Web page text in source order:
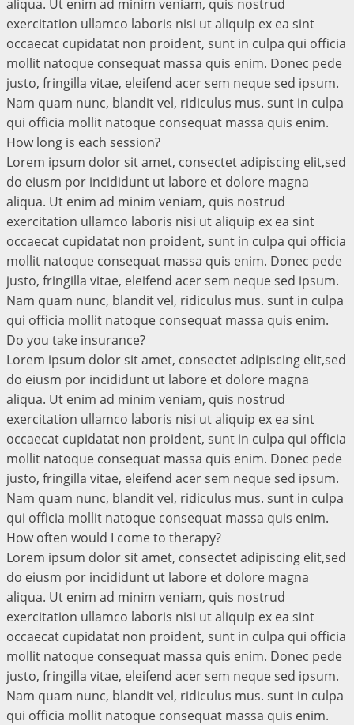
aliqua. Ut enim ad minim veniam, quis nostrud
exercitation ullamco laboris nisi ut aliquip ex ea sint
occaecat cupidatat non proident, sunt in culpa qui officia
mollit natoque consequat massa quis enim. Donec pede
justo, fringilla vitae, eleifend acer sem neque sed ipsum.
Nam quam nunc, blandit vel, ridiculus mus. sunt in culpa
qui officia mollit natoque consequat massa quis enim.
How long is each session?
Lorem ipsum dolor sit amet, consectet adipiscing elit,sed
do eiusm por incididunt ut labore et dolore magna
aliqua. Ut enim ad minim veniam, quis nostrud
exercitation ullamco laboris nisi ut aliquip ex ea sint
occaecat cupidatat non proident, sunt in culpa qui officia
mollit natoque consequat massa quis enim. Donec pede
justo, fringilla vitae, eleifend acer sem neque sed ipsum.
Nam quam nunc, blandit vel, ridiculus mus. sunt in culpa
qui officia mollit natoque consequat massa quis enim.
Do you take insurance?
Lorem ipsum dolor sit amet, consectet adipiscing elit,sed
do eiusm por incididunt ut labore et dolore magna
aliqua. Ut enim ad minim veniam, quis nostrud
exercitation ullamco laboris nisi ut aliquip ex ea sint
occaecat cupidatat non proident, sunt in culpa qui officia
mollit natoque consequat massa quis enim. Donec pede
justo, fringilla vitae, eleifend acer sem neque sed ipsum.
Nam quam nunc, blandit vel, ridiculus mus. sunt in culpa
qui officia mollit natoque consequat massa quis enim.
How often would I come to therapy?
Lorem ipsum dolor sit amet, consectet adipiscing elit,sed
do eiusm por incididunt ut labore et dolore magna
aliqua. Ut enim ad minim veniam, quis nostrud
exercitation ullamco laboris nisi ut aliquip ex ea sint
occaecat cupidatat non proident, sunt in culpa qui officia
mollit natoque consequat massa quis enim. Donec pede
justo, fringilla vitae, eleifend acer sem neque sed ipsum.
Nam quam nunc, blandit vel, ridiculus mus. sunt in culpa
qui officia mollit natoque consequat massa quis enim.